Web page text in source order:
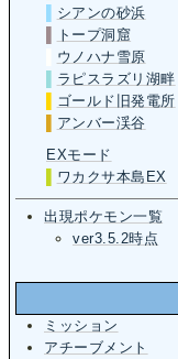
シアンの砂浜
トープ洞窟
ウノハナ雪原
ラピスラズリ湖畔
ゴールド旧発電所
アンバー渓谷
EXモード
ワカクサ本島EX
出現ポケモン一覧
ver3.5.2時点
ミッション
アチーブメント